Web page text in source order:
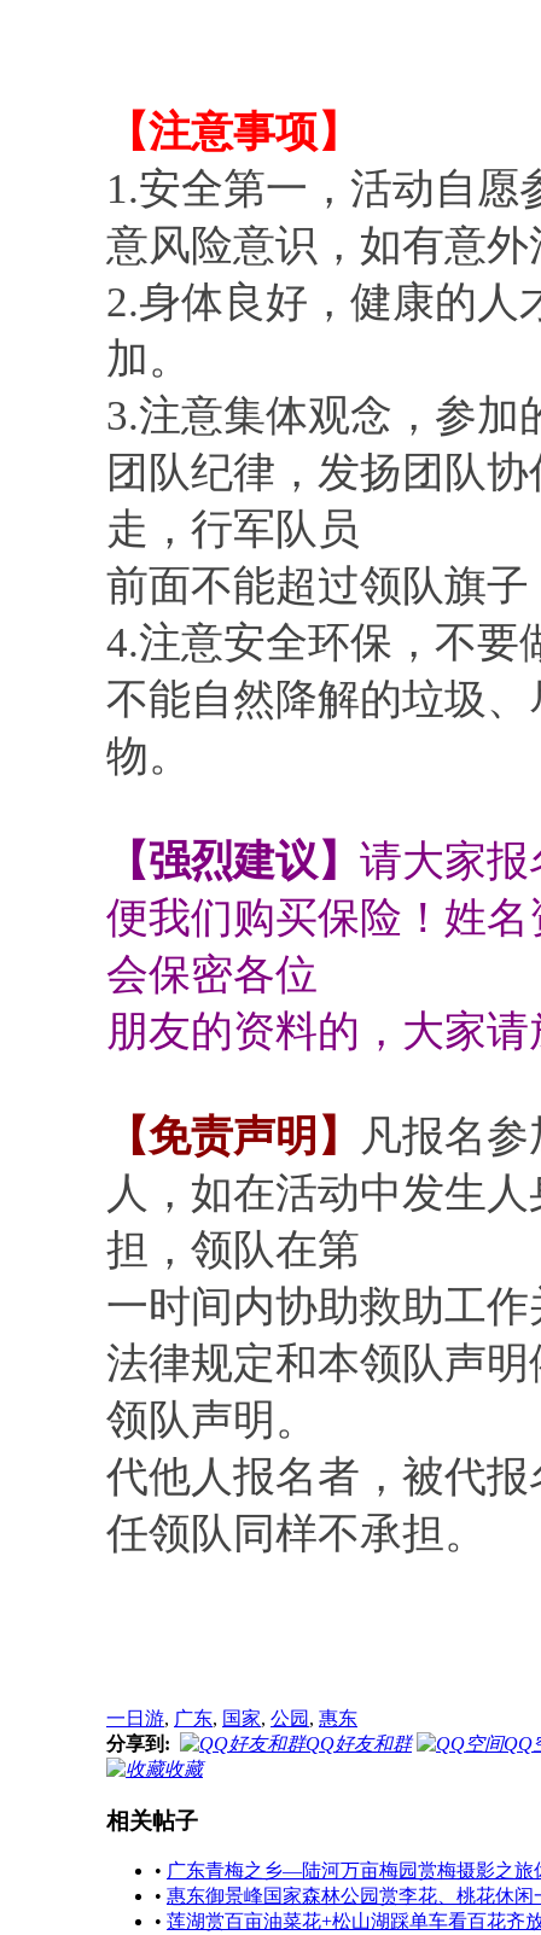
【注意事项】
1.安全第一，活动自
意风险意识，如有意
2.身体良好，健康的人
加。
3.注意集体观念，参加
团队纪律，发扬团队
走，行军队员
前面不能超过领队旗
4.注意安全环保，不要
不能自然降解的垃圾
物。
【强烈建议】 请大家
便我们购买保险！姓
会保密各位
朋友的资料的，大家
【免责声明】
凡报名
人，如在活动中发生
担，领队在第
一时间内协助救助工
法律规定和本领队声
领队声明。
代他人报名者，被代
任领队同样不承担。
一日游, 广东, 国家, 公园 , 惠东
分享到:
QQ好友和群
QQ
收藏
相关帖子
• 广东青梅之乡—陆河万亩梅园赏梅摄影之旅
• 惠东御景峰国家森林公园赏李花、桃花休闲
• 莲湖赏百亩油菜花+松山湖踩单车看百花齐